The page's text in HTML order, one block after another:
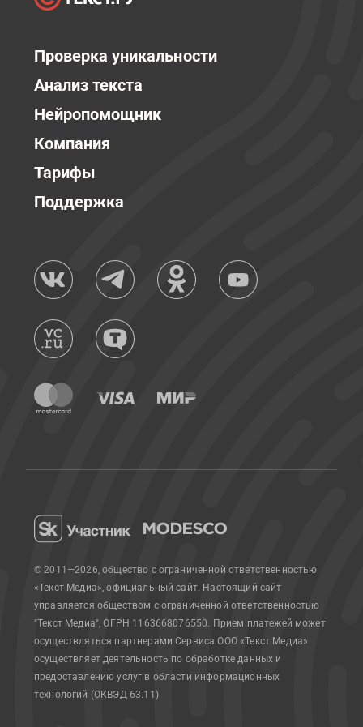
Проверка уникальности
Анализ текста
Нейропомощник
Компания
Тарифы
Поддержка
© 2011—2026, общество с ограниченной ответственностью
«Текст Медиа», официальный сайт. Настоящий сайт
управляется обществом с ограниченной ответственностью
"Текст Медиа", ОГРН 1163668076550. Прием платежей может
осуществляться партнерами Сервиса.ООО «Текст Медиа»
осуществляет деятельность по обработке данных и
предоставлению услуг в области информационных
технологий (ОКВЭД 63.11)